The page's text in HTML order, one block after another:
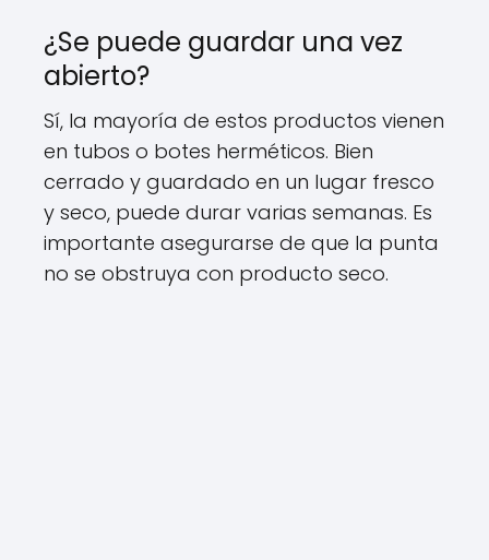
¿Se puede guardar una vez
abierto?
Sí, la mayoría de estos productos vienen
en tubos o botes herméticos. Bien
cerrado y guardado en un lugar fresco
y seco, puede durar varias semanas. Es
importante asegurarse de que la punta
no se obstruya con producto seco.